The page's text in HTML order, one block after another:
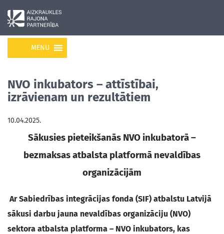
MENU
NVO inkubators – attīstībai,
izrāvienam un rezultātiem
10.04.2025.
Sākusies pieteikšanās NVO inkubatorā –
bezmaksas atbalsta platformā nevaldības
organizācijām
Ar Sabiedrības integrācijas fonda (SIF) atbalstu Latvijā
sākusi darbu jauna nevaldības organizāciju (NVO)
sektora atbalsta platforma – NVO inkubators, kas